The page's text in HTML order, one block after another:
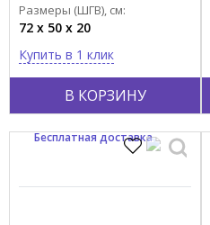
В КОРЗИНУ
Размеры (ШГВ), см:
72 x 50 x 20
Купить в 1 клик
Бесплатная доставка